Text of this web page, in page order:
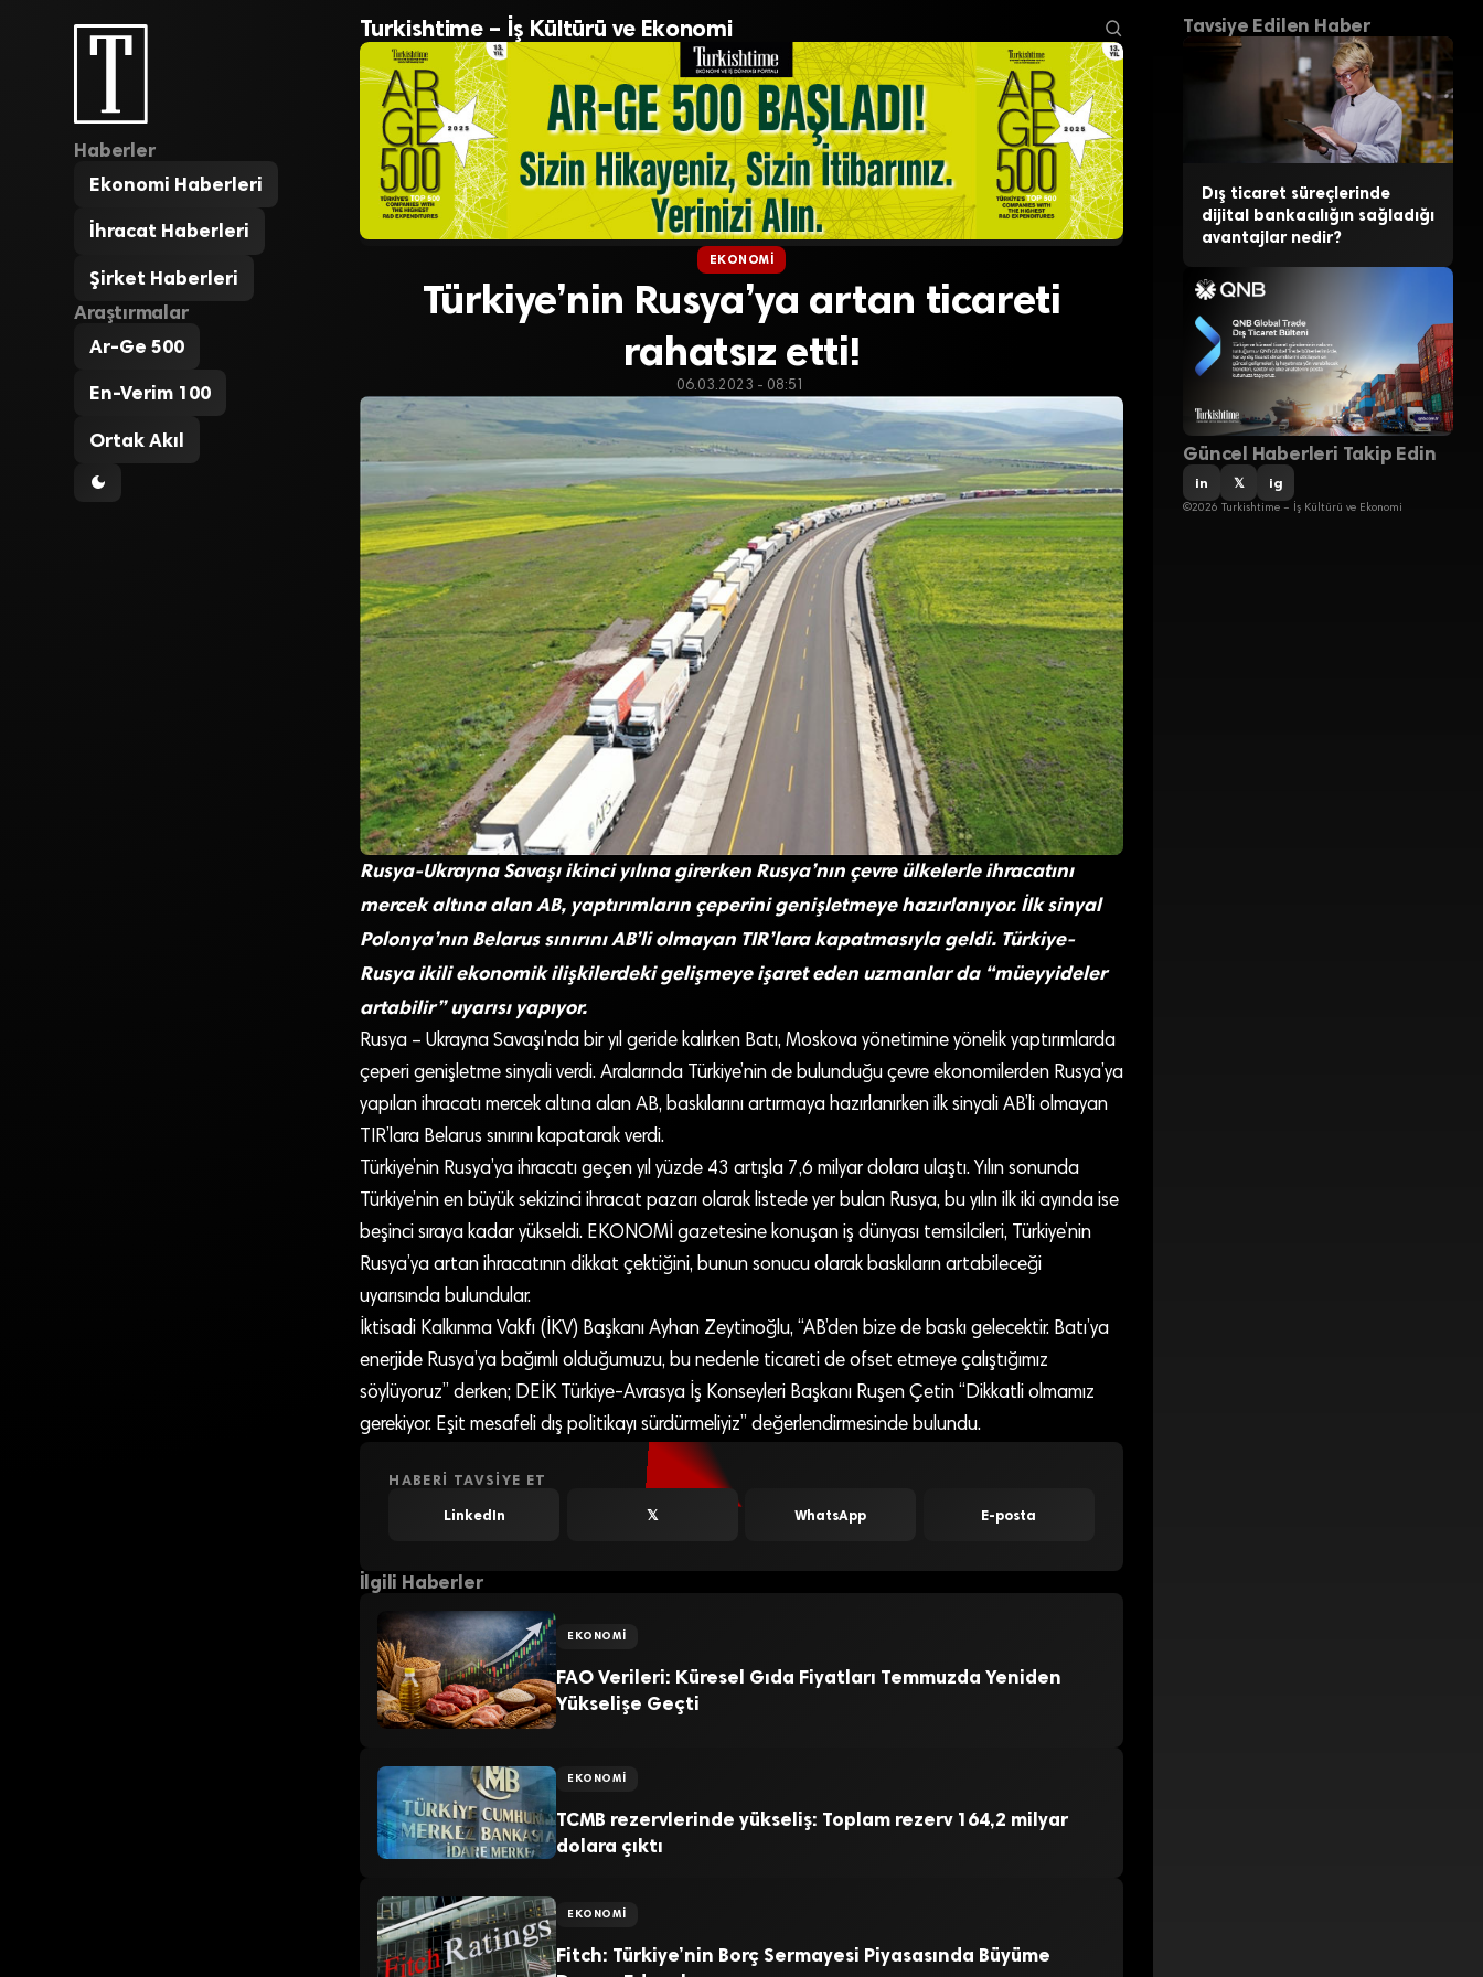
Haberler
Ekonomi Haberleri
İhracat Haberleri
Şirket Haberleri
Araştırmalar
Ar-Ge 500
En-Verim 100
Ortak Akıl
Turkishtime – İş Kültürü ve Ekonomi
EKONOMI
Türkiye’nin Rusya’ya artan ticareti
rahatsız etti!
06.03.2023 - 08:51
Rusya-Ukrayna Savaşı ikinci yılına girerken Rusya’nın çevre ülkelerle ihracatını
mercek altına alan AB, yaptırımların çeperini genişletmeye hazırlanıyor. İlk sinyal
Polonya’nın Belarus sınırını AB’li olmayan TIR’lara kapatmasıyla geldi. Türkiye-
Rusya ikili ekonomik ilişkilerdeki gelişmeye işaret eden uzmanlar da “müeyyideler
artabilir” uyarısı yapıyor.
Rusya – Ukrayna Savaşı’nda bir yıl geride kalırken Batı, Moskova yönetimine yönelik yaptırımlarda
çeperi genişletme sinyali verdi. Aralarında Türkiye’nin de bulunduğu çevre ekonomilerden Rusya’ya
yapılan ihracatı mercek altına alan AB, baskılarını artırmaya hazırlanırken ilk sinyali AB’li olmayan
TIR’lara Belarus sınırını kapatarak verdi.
Türkiye’nin Rusya’ya ihracatı geçen yıl yüzde 43 artışla 7,6 milyar dolara ulaştı. Yılın sonunda
Türkiye’nin en büyük sekizinci ihracat pazarı olarak listede yer bulan Rusya, bu yılın ilk iki ayında ise
beşinci sıraya kadar yükseldi. EKONOMİ gazetesine konuşan iş dünyası temsilcileri, Türkiye’nin
Rusya’ya artan ihracatının dikkat çektiğini, bunun sonucu olarak baskıların artabileceği
uyarısında bulundular.
İktisadi Kalkınma Vakfı (İKV) Başkanı Ayhan Zeytinoğlu, “AB’den bize de baskı gelecektir. Batı’ya
enerjide Rusya’ya bağımlı olduğumuzu, bu nedenle ticareti de ofset etmeye çalıştığımız
söylüyoruz” derken; DEİK Türkiye-Avrasya İş Konseyleri Başkanı Ruşen Çetin “Dikkatli olmamız
gerekiyor. Eşit mesafeli dış politikayı sürdürmeliyiz” değerlendirmesinde bulundu.
HABERI TAVSIYE ET
LinkedIn 𝕏 WhatsApp E-posta
İlgili Haberler
EKONOMI
FAO Verileri: Küresel Gıda Fiyatları Temmuzda Yeniden
Yükselişe Geçti
EKONOMI
TCMB rezervlerinde yükseliş: Toplam rezerv 164,2 milyar
dolara çıktı
EKONOMI
Fitch: Türkiye’nin Borç Sermayesi Piyasasında Büyüme
Tavsiye Edilen Haber
Dış ticaret süreçlerinde
dijital bankacılığın sağladığı
avantajlar nedir?
Güncel Haberleri Takip Edin
in 𝕏 ig
©2026 Turkishtime – İş Kültürü ve Ekonomi